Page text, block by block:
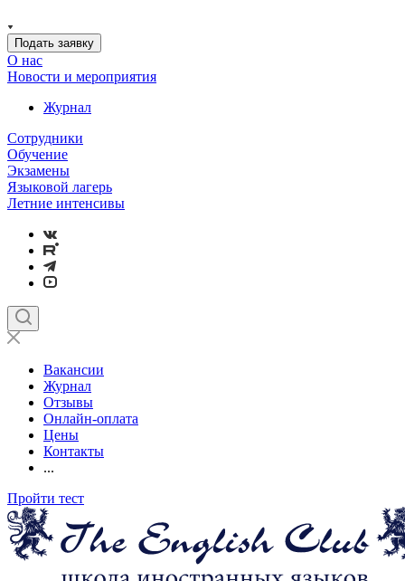
Подать заявку
О нас
Новости и мероприятия
Журнал
Сотрудники
Обучение
Экзамены
Языковой лагерь
Летние интенсивы
Вакансии
Журнал
Отзывы
Онлайн-оплата
Цены
Контакты
...
Пройти тест